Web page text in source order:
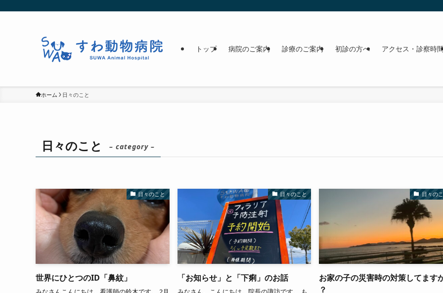
トップ 病院のご案内 診療のご案内 初診の方へ アクセス・診察時
ホーム 日々のこと
日々のこと – category –
日々のこと
世界にひとつのID「鼻紋」
日々のこと
「お知らせ」と「下痢」のお話
日々の
お家の子の災害時の対策してます
？